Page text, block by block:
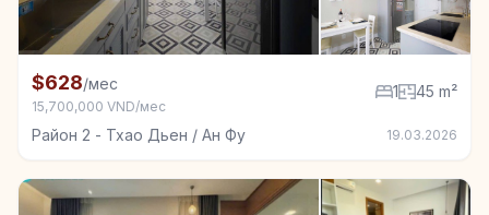
Квартира в аренду в Район 2 - Тхао Дьен / Ан Фу,
$628/мес
15,700,000 VND/мес
1 45 m²
Район 2 - Тхао Дьен / Ан Фу 19.03.2026